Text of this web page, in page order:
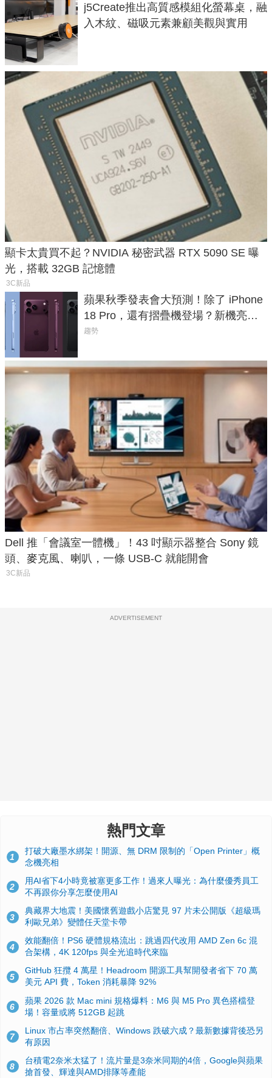
j5Create推出高質感模組化螢幕桌，融
入木紋、磁吸元素兼顧美觀與實用
顯卡太貴買不起？NVIDIA 秘密武器 RTX 5090 SE 曝
光，搭載 32GB 記憶體
3C新品
蘋果秋季發表會大預測！除了 iPhone
18 Pro，還有摺疊機登場？新機亮點
預測一次看
趨勢
Dell 推「會議室一體機」！43 吋顯示器整合 Sony 鏡
頭、麥克風、喇叭，一條 USB-C 就能開會
3C新品
ADVERTISEMENT
熱門文章
1
打破大廠墨水綁架！開源、無 DRM 限制的「Open Printer」概
念機亮相
2
用AI省下4小時竟被塞更多工作！過來人曝光：為什麼優秀員工
不再跟你分享怎麼使用AI
3
典藏界大地震！美國懷舊遊戲小店驚見 97 片未公開版《超級瑪
利歐兄弟》變體任天堂卡帶
4
效能翻倍！PS6 硬體規格流出：跳過四代改用 AMD Zen 6c 混
合架構，4K 120fps 與全光追時代來臨
5
GitHub 狂攬 4 萬星！Headroom 開源工具幫開發者省下 70 萬
美元 API 費，Token 消耗暴降 92%
6
蘋果 2026 款 Mac mini 規格爆料：M6 與 M5 Pro 異色搭檔登
場！容量或將 512GB 起跳
7
Linux 市占率突然翻倍、Windows 跌破六成？最新數據背後恐另
有原因
8
台積電2奈米太猛了！流片量是3奈米同期的4倍，Google與蘋果
搶首發、輝達與AMD排隊等產能